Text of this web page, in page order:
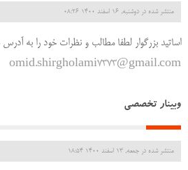
منتشر شده در دوشنبه, 16 اسفند 1400 08:26
اساتید بزرگوار لطفا مطالب و نظرات خود را به آدرس
omid.shirgholami7373@gmail.com
وبینار تخصصی
منتشر شده در جمعه, 13 اسفند 1400 18:54